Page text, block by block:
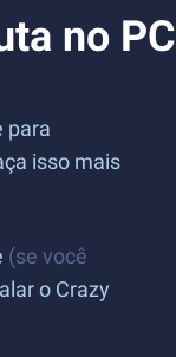
no PC
para
isso mais
(se você
o Crazy